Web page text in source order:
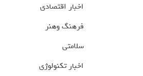
اخبار اقتصادی
فرهنگ وهنر
سلامتی
اخبار تکنولوژی